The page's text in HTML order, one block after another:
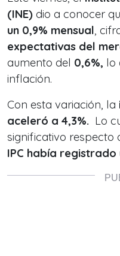
(INE) dio a conocer
un 0,9% mensual,
expectativas del
aumento del 0,6%, lo
inflación.
Con esta variación, la
aceleró a 4,3%. Lo
significativo respecto
IPC había